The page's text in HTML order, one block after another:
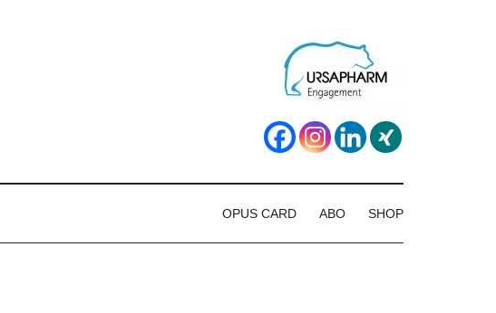
SHOP
ABO
OPUS CARD